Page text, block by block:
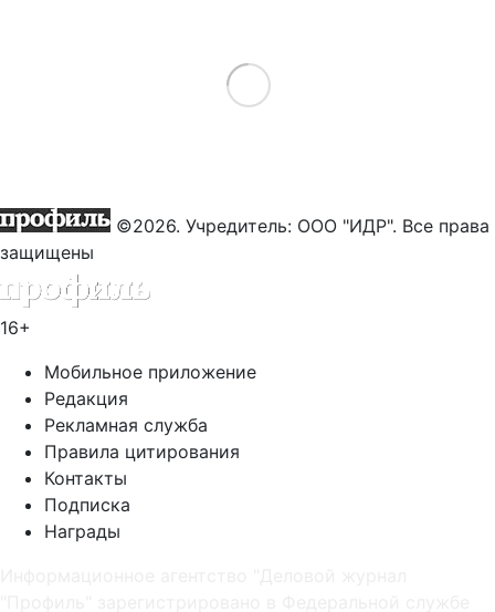
Load More
©2026. Учредитель: ООО "ИДР". Все права
защищены
16+
Мобильное приложение
Редакция
Рекламная служба
Правила цитирования
Контакты
Подписка
Награды